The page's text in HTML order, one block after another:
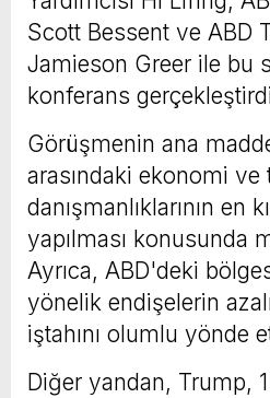
Scott Bessent ve ABD
Jamieson Greer ile bu
konferans
Görüşmenin ana
arasındaki ekonomi ve
danışmanlıklarının en
yapılması konusunda
Ayrıca, ABD'deki
yönelik endişelerin
iştahını olumlu yönde
Diğer yandan, Trump,